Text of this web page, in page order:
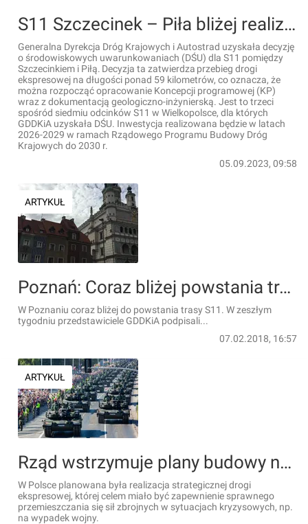
S11 Szczecinek – Piła bliżej realizacji
Generalna Dyrekcja Dróg Krajowych i Autostrad uzyskała decyzję
o środowiskowych uwarunkowaniach (DŚU) dla S11 pomiędzy
Szczecinkiem i Piłą. Decyzja ta zatwierdza przebieg drogi
ekspresowej na długości ponad 59 kilometrów, co oznacza, że
można rozpocząć opracowanie Koncepcji programowej (KP)
wraz z dokumentacją geologiczno-inżynierską. Jest to trzeci
spośród siedmiu odcinków S11 w Wielkopolsce, dla których
GDDKiA uzyskała DŚU. Inwestycja realizowana będzie w latach
2026-2029 w ramach Rządowego Programu Budowy Dróg
Krajowych do 2030 r.
05.09.2023, 09:58
ARTYKUŁ
Poznań: Coraz bliżej powstania trasy S11, podpisano umowę na opracowanie projektu
W Poznaniu coraz bliżej do powstania trasy S11. W zeszłym
tygodniu przedstawiciele GDDKiA podpisali...
07.02.2018, 16:57
ARTYKUŁ
Rząd wstrzymuje plany budowy nowej drogi ekspresowej łączącej północ z południem Polski. Nie jest strategiczna?
W Polsce planowana była realizacja strategicznej drogi
ekspresowej, której celem miało być zapewnienie sprawnego
przemieszczania się sił zbrojnych w sytuacjach kryzysowych, np.
na wypadek wojny.